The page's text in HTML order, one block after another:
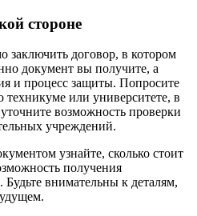
стороне
договор, в котором
документ вы получите, а
и процесс защиты. Попросите
или университете, в
возможность проверки
учреждений.
узнайте, сколько стоит
получения
внимательны к деталям,